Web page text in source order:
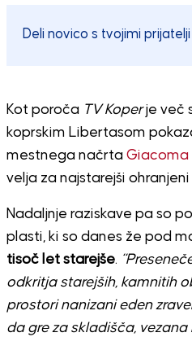
Deli novico s tvojimi prijatelji
Kot poroča TV Koperje več
koprskim Libertasom
mestnega načrta Giacoma
velja za najstarejši
Nadaljnje raziskave pa so
plasti, ki so danes že pod
tisoč let starejše.
odkritja starejših, kamnitih
prostori nanizani eden
da gre za skladišča,